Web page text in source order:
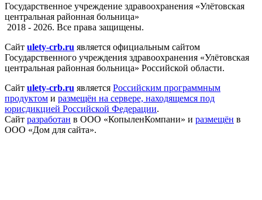
Государственное учреждение здравоохранения «Улётовская
центральная районная больница»
2018 - 2026. Все права защищены.
Сайт ulety-crb.ru является официальным сайтом
Государственного учреждения здравоохранения «Улётовская
центральная районная больница» Российской области.
Сайт ulety-crb.ru является Российским программным
продуктом и размещён на сервере, находящемся под
юрисдикцией Российской Федерации.
Сайт разработан в ООО «КопыленКомпани» и размещён в
ООО «Дом для сайта».